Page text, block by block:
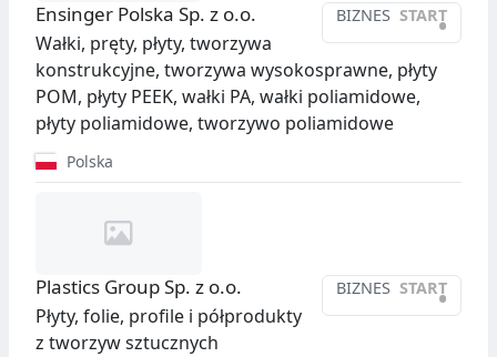
BIZNES START
•
Ensinger Polska Sp. z o.o.
Wałki, pręty, płyty, tworzywa
konstrukcyjne, tworzywa wysokosprawne, płyty
POM, płyty PEEK, wałki PA, wałki poliamidowe,
płyty poliamidowe, tworzywo poliamidowe
Polska
BIZNES START
•
Plastics Group Sp. z o.o.
Płyty, folie, profile i półprodukty
z tworzyw sztucznych